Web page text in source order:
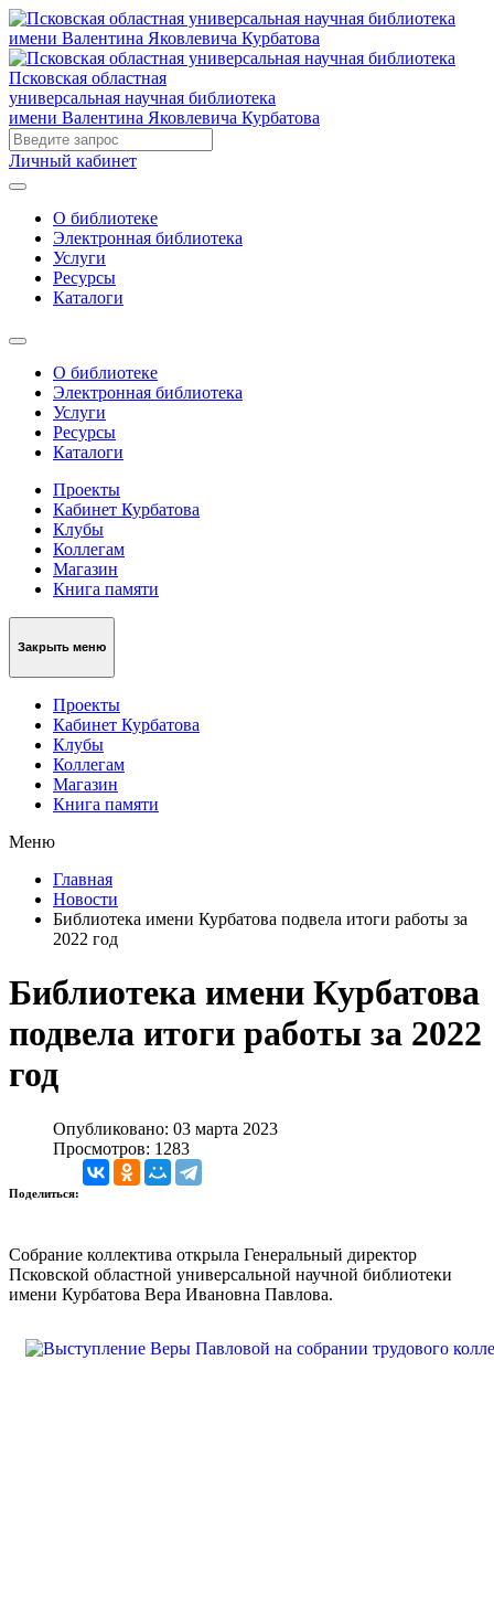
Псковская областная
универсальная научная библиотека
имени Валентина Яковлевича Курбатова
Личный кабинет
О библиотеке
Электронная библиотека
Услуги
Ресурсы
Каталоги
О библиотеке
Электронная библиотека
Услуги
Ресурсы
Каталоги
Проекты
Кабинет Курбатова
Клубы
Коллегам
Магазин
Книга памяти
Закрыть меню
Проекты
Кабинет Курбатова
Клубы
Коллегам
Магазин
Книга памяти
Меню
Главная
Новости
Библиотека имени Курбатова подвела итоги работы за
2022 год
Библиотека имени Курбатова
подвела итоги работы за 2022
год
Опубликовано: 03 марта 2023
Просмотров: 1283
Поделиться:
Собрание коллектива открыла Генеральный директор
Псковской областной универсальной научной библиотеки
имени Курбатова Вера Ивановна Павлова.